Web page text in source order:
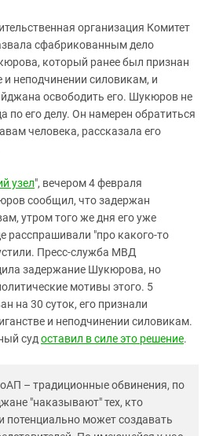
организация Комитет
сфабрикованным дело
который ранее был признан
и неподчинении силовикам, и
освободить его. Шукюров не
по его делу. Он намерен обратиться
человека, рассказала его
узел", вечером 4 февраля
сообщил, что задержан
утром того же дня его уже
расспрашивали "про какого-то
Пресс-служба МВД
задержание Шукюрова, но
мотивы этого. 5
на 30 суток, его признали
и неподчинении силовикам.
суд оставил в силе это решение.
– традиционные обвинения, по
"наказывают" тех, кто
потенциально может создавать